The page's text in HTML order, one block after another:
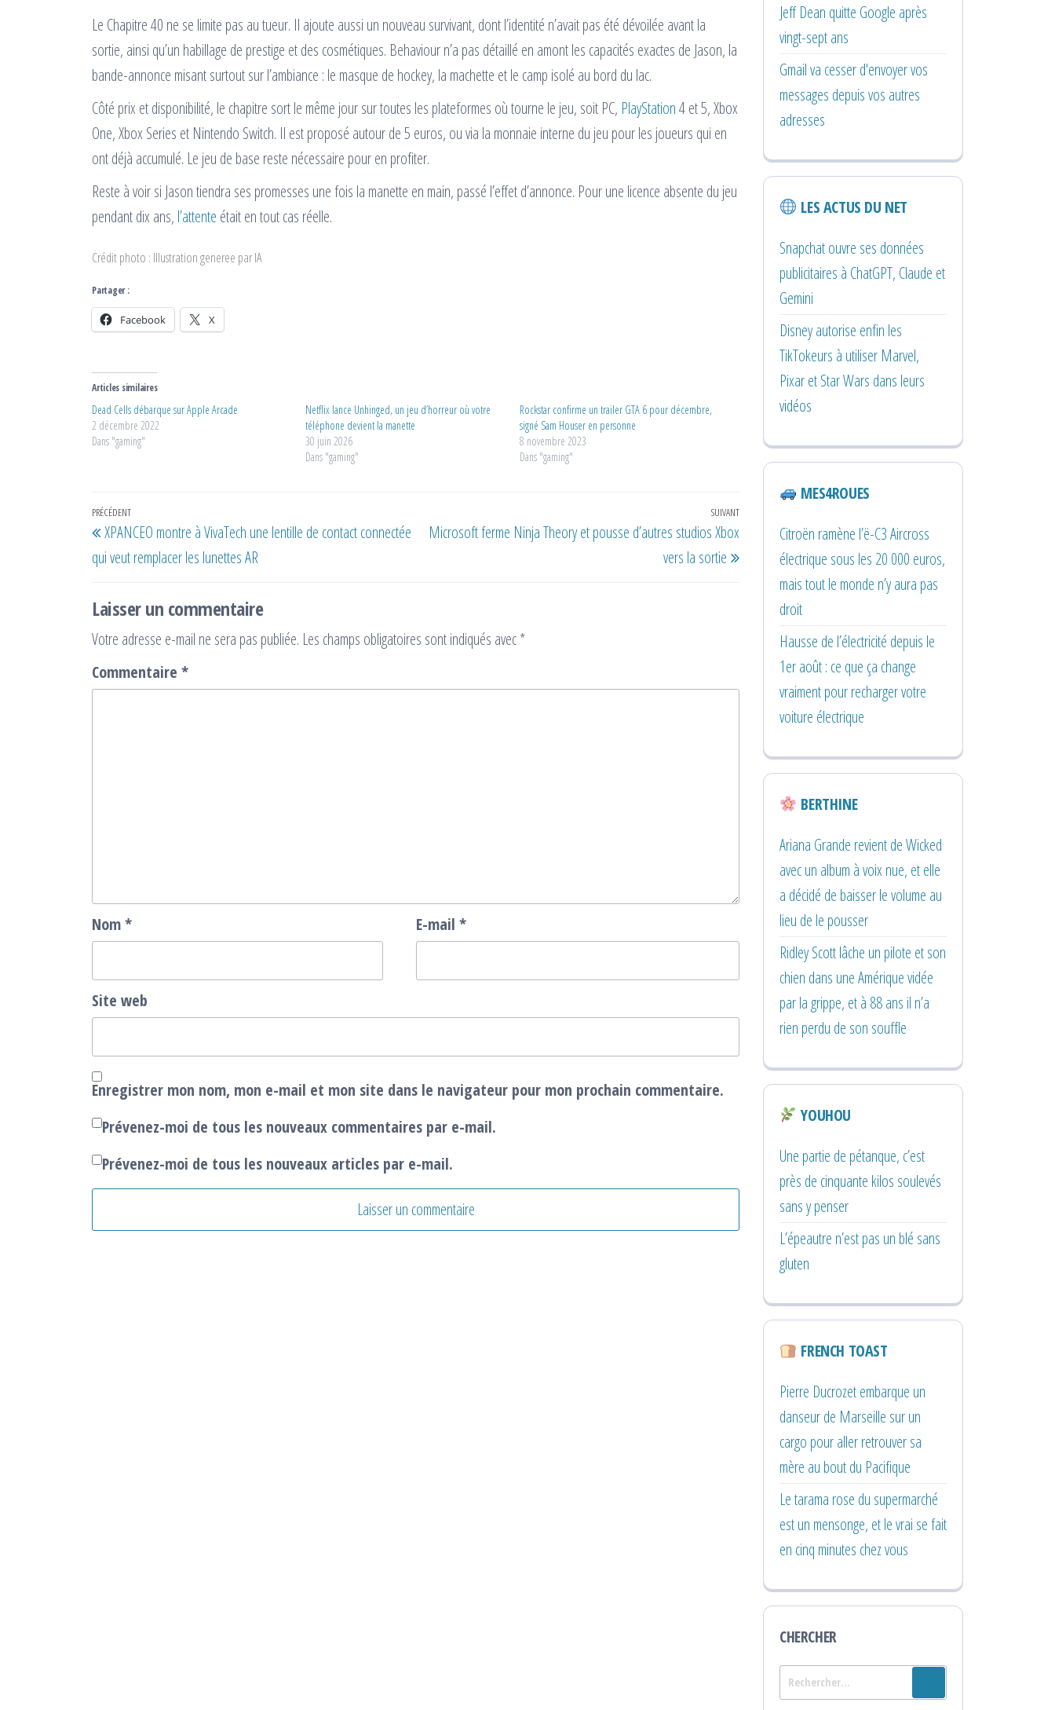
Le Chapitre 40 ne se limite pas au tueur. Il ajoute aussi un nouveau survivant, dont l’identité n’avait pas été dévoilée avant la
sortie, ainsi qu’un habillage de prestige et des cosmétiques. Behaviour n’a pas détaillé en amont les capacités exactes de Jason, la
bande-annonce misant surtout sur l’ambiance : le masque de hockey, la machette et le camp isolé au bord du lac.
Côté prix et disponibilité, le chapitre sort le même jour sur toutes les plateformes où tourne le jeu, soit PC, PlayStation4 et 5, Xbox
One, Xbox Series et Nintendo Switch. Il est proposé autour de 5 euros, ou via la monnaie interne du jeu pour les joueurs qui en
ont déjà accumulé. Le jeu de base reste nécessaire pour en profiter.
Reste à voir si Jason tiendra ses promesses une fois la manette en main, passé l’effet d’annonce. Pour une licence absente du jeu
pendant dix ans, l’attente était en tout cas réelle.
Crédit photo : Illustration generee par IA
Partager :
Facebook X
Articles similaires
Dead Cells débarque sur Apple Arcade
2 décembre 2022
Dans "gaming"
Netflix lance Unhinged, un jeu d’horreur où votre
téléphone devient la manette
30 juin 2026
Dans "gaming"
Rockstar confirme un trailer GTA 6 pour décembre,
signé Sam Houser en personne
8 novembre 2023
Dans "gaming"
Navigation
de
l’article
Article
précédent
PRÉCÉDENT
XPANCEO montre à VivaTech une lentille de contact connectée
qui veut remplacer les lunettes AR
Article
SUIVANT
Microsoft ferme Ninja Theory et pousse d’autres studios Xbox
vers la sortie
Laisser un commentaire
Votre adresse e-mail ne sera pas publiée. Les champs obligatoires sont indiqués avec*
Commentaire *
Nom* E-mail *
Site web
Enregistrer mon nom, mon e-mail et mon site dans le navigateur pour mon prochain commentaire.
Prévenez-moi de tous les nouveaux commentaires par e-mail.
Prévenez-moi de tous les nouveaux articles par e-mail.
Jeff Dean quitte Google après
vingt-sept ans
Gmail va cesser d'envoyer vos
messages depuis vos autres
adresses
LES ACTUS DU NET
Snapchat ouvre ses données
publicitaires à ChatGPT, Claude et
Gemini
Disney autorise enfin les
TikTokeurs à utiliser Marvel,
Pixar et Star Wars dans leurs
vidéos
MES4ROUES
Citroën ramène l’ë-C3 Aircross
électrique sous les 20 000 euros,
mais tout le monde n’y aura pas
droit
Hausse de l’électricité depuis le
1er août : ce que ça change
vraiment pour recharger votre
voiture électrique
BERTHINE
Ariana Grande revient de Wicked
avec un album à voix nue, et elle
a décidé de baisser le volume au
lieu de le pousser
Ridley Scott lâche un pilote et son
chien dans une Amérique vidée
par la grippe, et à 88 ans il n’a
rien perdu de son souffle
YOUHOU
Une partie de pétanque, c’est
près de cinquante kilos soulevés
sans y penser
L’épeautre n’est pas un blé sans
gluten
FRENCH TOAST
Pierre Ducrozet embarque un
danseur de Marseille sur un
cargo pour aller retrouver sa
mère au bout du Pacifique
Le tarama rose du supermarché
est un mensonge, et le vrai se fait
en cinq minutes chez vous
CHERCHER
Rechercher :